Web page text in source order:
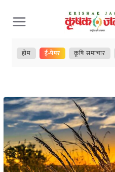
Skip
to
content
होम ई-पेपर कृषि समाचार